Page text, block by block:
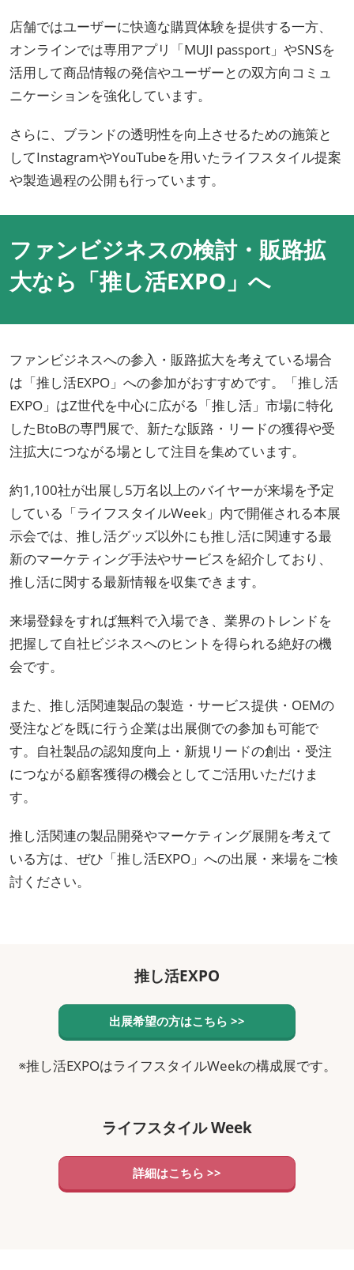
店舗ではユーザーに快適な購買体験を提供する一方、
オンラインでは専用アプリ「MUJI passport」やSNSを
活用して商品情報の発信やユーザーとの双方向コミュ
ニケーションを強化しています。
さらに、ブランドの透明性を向上させるための施策と
してInstagramやYouTubeを用いたライフスタイル提案
や製造過程の公開も行っています。
ファンビジネスの検討・販路拡
大なら「推し活EXPO」へ
ファンビジネスへの参入・販路拡大を考えている場合
は「推し活EXPO」への参加がおすすめです。「推し活
EXPO」はZ世代を中心に広がる「推し活」市場に特化
したBtoBの専門展で、新たな販路・リードの獲得や受
注拡大につながる場として注目を集めています。
約1,100社が出展し5万名以上のバイヤーが来場を予定
している「ライフスタイルWeek」内で開催される本展
示会では、推し活グッズ以外にも推し活に関連する最
新のマーケティング手法やサービスを紹介しており、
推し活に関する最新情報を収集できます。
来場登録をすれば無料で入場でき、業界のトレンドを
把握して自社ビジネスへのヒントを得られる絶好の機
会です。
また、推し活関連製品の製造・サービス提供・OEMの
受注などを既に行う企業は出展側での参加も可能で
す。自社製品の認知度向上・新規リードの創出・受注
につながる顧客獲得の機会としてご活用いただけま
す。
推し活関連の製品開発やマーケティング展開を考えて
いる方は、ぜひ「推し活EXPO」への出展・来場をご検
討ください。
推し活EXPO
出展希望の方はこちら >>
※推し活EXPOはライフスタイルWeekの構成展です。
ライフスタイル Week
詳細はこちら >>